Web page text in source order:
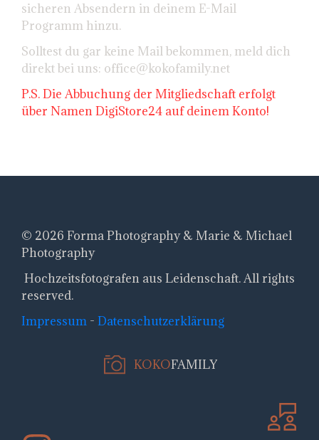
sicheren Absendern in deinem E-Mail
Programm hinzu.
Solltest du gar keine Mail bekommen, meld dich
direkt bei uns: office@kokofamily.net
P.S. Die Abbuchung der Mitgliedschaft erfolgt
über Namen DigiStore24 auf deinem Konto!
KOKOFAMILY
© 2026 Forma Photography & Marie & Michael
Photography
Hochzeitsfotografen aus Leidenschaft. All rights
reserved.
Impressum - Datenschutzerklärung